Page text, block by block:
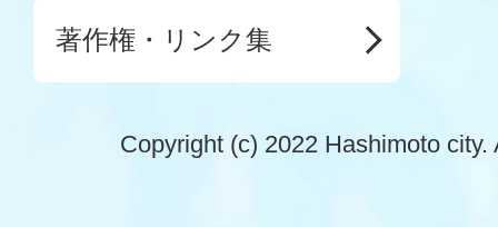
著作権・リンク集
Copyright (c) 2022 Hashimoto